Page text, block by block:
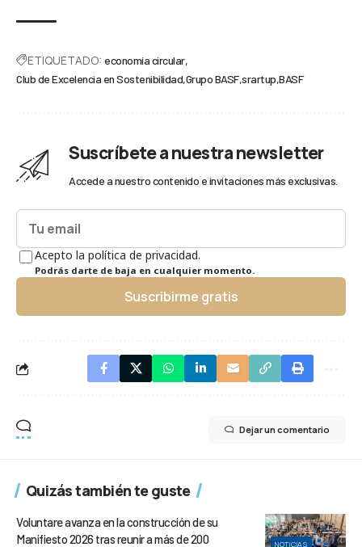
ETIQUETADO: economía circular
Club de Excelencia en Sostenibilidad Grupo BASF srartup BASF
Suscríbete a nuestra newsletter
Accede a nuestro contenido e invitaciones más exclusivas.
Acepto la política de privacidad.
Podrás darte de baja en cualquier momento.
Suscribirme gratis
Dejar un comentario
Quizás también te guste
NOTICIAS
Voluntare avanza en la construcción de su
Manifiesto 2026 tras reunir a más de 200